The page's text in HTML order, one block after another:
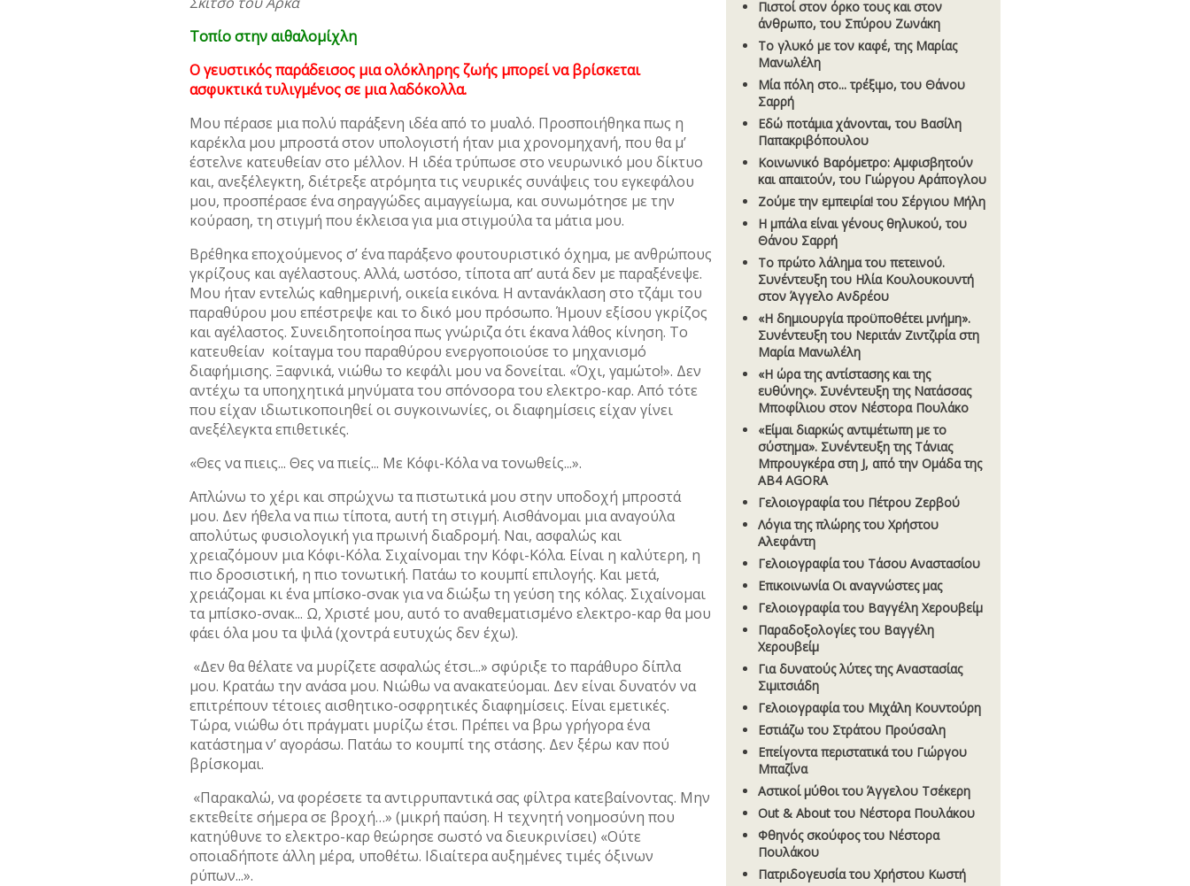
Τοπίο στην αιθαλομίχλη
Ο γευστικός παράδεισος μια ολόκληρης ζωής μπορεί να βρίσκεται
ασφυκτικά τυλιγμένος σε μια λαδόκολλα.
Μου πέρασε μια πολύ παράξενη ιδέα από το μυαλό. Προσποιήθηκα πως η
καρέκλα μου μπροστά στον υπολογιστή ήταν μια χρονομηχανή, που θα μ’
έστελνε κατευθείαν στο μέλλον. Η ιδέα τρύπωσε στο νευρωνικό μου δίκτυο
και, ανεξέλεγκτη, διέτρεξε ατρόμητα τις νευρικές συνάψεις του εγκεφάλου
μου, προσπέρασε ένα σηραγγώδες αιμαγγείωμα, και συνωμότησε με την
κούραση, τη στιγμή που έκλεισα για μια στιγμούλα τα μάτια μου.
Βρέθηκα εποχούμενος σ’ ένα παράξενο φουτουριστικό όχημα, με ανθρώπους
γκρίζους και αγέλαστους. Αλλά, ωστόσο, τίποτα απ’ αυτά δεν με παραξένεψε.
Μου ήταν εντελώς καθημερινή, οικεία εικόνα. Η αντανάκλαση στο τζάμι του
παραθύρου μου επέστρεψε και το δικό μου πρόσωπο. Ήμουν εξίσου γκρίζος
και αγέλαστος. Συνειδητοποίησα πως γνώριζα ότι έκανα λάθος κίνηση. Το
κατευθείαν κοίταγμα του παραθύρου ενεργοποιούσε το μηχανισμό
διαφήμισης. Ξαφνικά, νιώθω το κεφάλι μου να δονείται. «Όχι, γαμώτο!». Δεν
αντέχω τα υποηχητικά μηνύματα του σπόνσορα του ελεκτρο-καρ. Από τότε
που είχαν ιδιωτικοποιηθεί οι συγκοινωνίες, οι διαφημίσεις είχαν γίνει
ανεξέλεγκτα επιθετικές.
«Θες να πιεις... Θες να πιείς... Με Κόφι-Κόλα να τονωθείς...».
Απλώνω το χέρι και σπρώχνω τα πιστωτικά μου στην υποδοχή μπροστά
μου. Δεν ήθελα να πιω τίποτα, αυτή τη στιγμή. Αισθάνομαι μια αναγούλα
απολύτως φυσιολογική για πρωινή διαδρομή. Ναι, ασφαλώς και
χρειαζόμουν μια Κόφι-Κόλα. Σιχαίνομαι την Κόφι-Κόλα. Είναι η καλύτερη, η
πιο δροσιστική, η πιο τονωτική. Πατάω το κουμπί επιλογής. Και μετά,
χρειάζομαι κι ένα μπίσκο-σνακ για να διώξω τη γεύση της κόλας. Σιχαίνομαι
τα μπίσκο-σνακ... Ω, Χριστέ μου, αυτό το αναθεματισμένο ελεκτρο-καρ θα μου
φάει όλα μου τα ψιλά (χοντρά ευτυχώς δεν έχω).
«Δεν θα θέλατε να μυρίζετε ασφαλώς έτσι...» σφύριξε το παράθυρο δίπλα
μου. Κρατάω την ανάσα μου. Νιώθω να ανακατεύομαι. Δεν είναι δυνατόν να
επιτρέπουν τέτοιες αισθητικο-οσφρητικές διαφημίσεις. Είναι εμετικές.
Τώρα, νιώθω ότι πράγματι μυρίζω έτσι. Πρέπει να βρω γρήγορα ένα
κατάστημα ν’ αγοράσω. Πατάω το κουμπί της στάσης. Δεν ξέρω καν πού
βρίσκομαι.
«Παρακαλώ, να φορέσετε τα αντιρρυπαντικά σας φίλτρα κατεβαίνοντας. Μην
εκτεθείτε σήμερα σε βροχή…» (μικρή παύση. Η τεχνητή νοημοσύνη που
κατηύθυνε το ελεκτρο-καρ θεώρησε σωστό να διευκρινίσει) «Ούτε
οποιαδήποτε άλλη μέρα, υποθέτω. Ιδιαίτερα αυξημένες τιμές όξινων
ρύπων...».
Πιστοί στον όρκο τους και στον
άνθρωπο, του Σπύρου Ζωνάκη
Το γλυκό µε τον καφέ, της Μαρίας
Μανωλέλη
Μία πόλη στο... τρέξιµο, του Θάνου
Σαρρή
Εδώ ποτάµια χάνονται, του Βασίλη
Παπακριβόπουλου
Κοινωνικό Βαρόµετρο: Αµφισβητούν
και απαιτούν, του Γιώργου Αράπογλου
Ζούµε την εµπειρία! του Σέργιου Μήλη
Η µπάλα είναι γένους θηλυκού, του
Θάνου Σαρρή
Το πρώτο λάληµα του πετεινού.
Συνέντευξη του Ηλία Κουλουκουντή
στον Άγγελο Ανδρέου
«Η δηµιουργία προϋποθέτει µνήµη».
Συνέντευξη του Νεριτάν Ζιντζιρία στη
Μαρία Μανωλέλη
«Η ώρα της αντίστασης και της
ευθύνης». Συνέντευξη της Νατάσσας
Μποφίλιου στον Νέστορα Πουλάκο
«Είµαι διαρκώς αντιµέτωπη με το
σύστηµα». Συνέντευξη της Τάνιας
Μπρουγκέρα στη J, από την Οµάδα της
AB4 AGORA
Γελοιογραφία του Πέτρου Ζερβού
Λόγια της πλώρης του Χρήστου
Αλεφάντη
Γελοιογραφία του Τάσου Αναστασίου
Επικοινωνία Οι αναγνώστες µας
Γελοιογραφία του Βαγγέλη Χερουβείµ
Παραδοξολογίες του Βαγγέλη
Χερουβείµ
Για δυνατούς λύτες της Αναστασίας
Σιµιτσιάδη
Γελοιογραφία του Μιχάλη Κουντούρη
Εστιάζω του Στράτου Προύσαλη
Επείγοντα περιστατικά του Γιώργου
Μπαζίνα
Aστικοί µύθοι του Άγγελου Τσέκερη
Out & About του Νέστορα Πουλάκου
Φθηνός σκούφος του Νέστορα
Πουλάκου
Πατριδογευσία του Χρήστου Κωστή